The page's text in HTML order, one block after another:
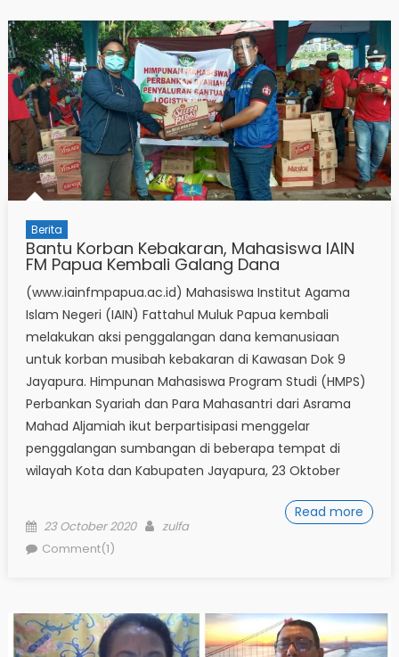
Berita
Bantu Korban Kebakaran, Mahasiswa IAIN
FM Papua Kembali Galang Dana
(www.iainfmpapua.ac.id) Mahasiswa Institut Agama
Islam Negeri (IAIN) Fattahul Muluk Papua kembali
melakukan aksi penggalangan dana kemanusiaan
untuk korban musibah kebakaran di Kawasan Dok 9
Jayapura. Himpunan Mahasiswa Program Studi (HMPS)
Perbankan Syariah dan Para Mahasantri dari Asrama
Mahad Aljamiah ikut berpartisipasi menggelar
penggalangan sumbangan di beberapa tempat di
wilayah Kota dan Kabupaten Jayapura, 23 Oktober
Read more
Posted
on
23 October 2020 Author
zulfa
Comment(1)